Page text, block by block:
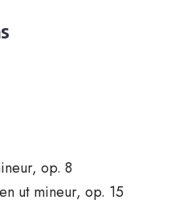
op. 8
ut mineur, op. 15